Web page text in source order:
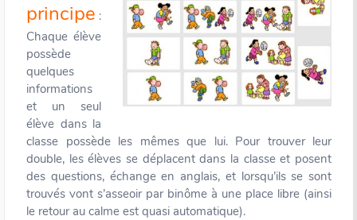
principe :
Chaque élève
possède
quelques
informations
et un seul
élève dans la
classe possède les mêmes que lui. Pour trouver leur
double, les élèves se déplacent dans la classe et posent
des questions, échange en anglais, et lorsqu’ils se sont
trouvés vont s’asseoir par binôme à une place libre (ainsi
le retour au calme est quasi automatique).